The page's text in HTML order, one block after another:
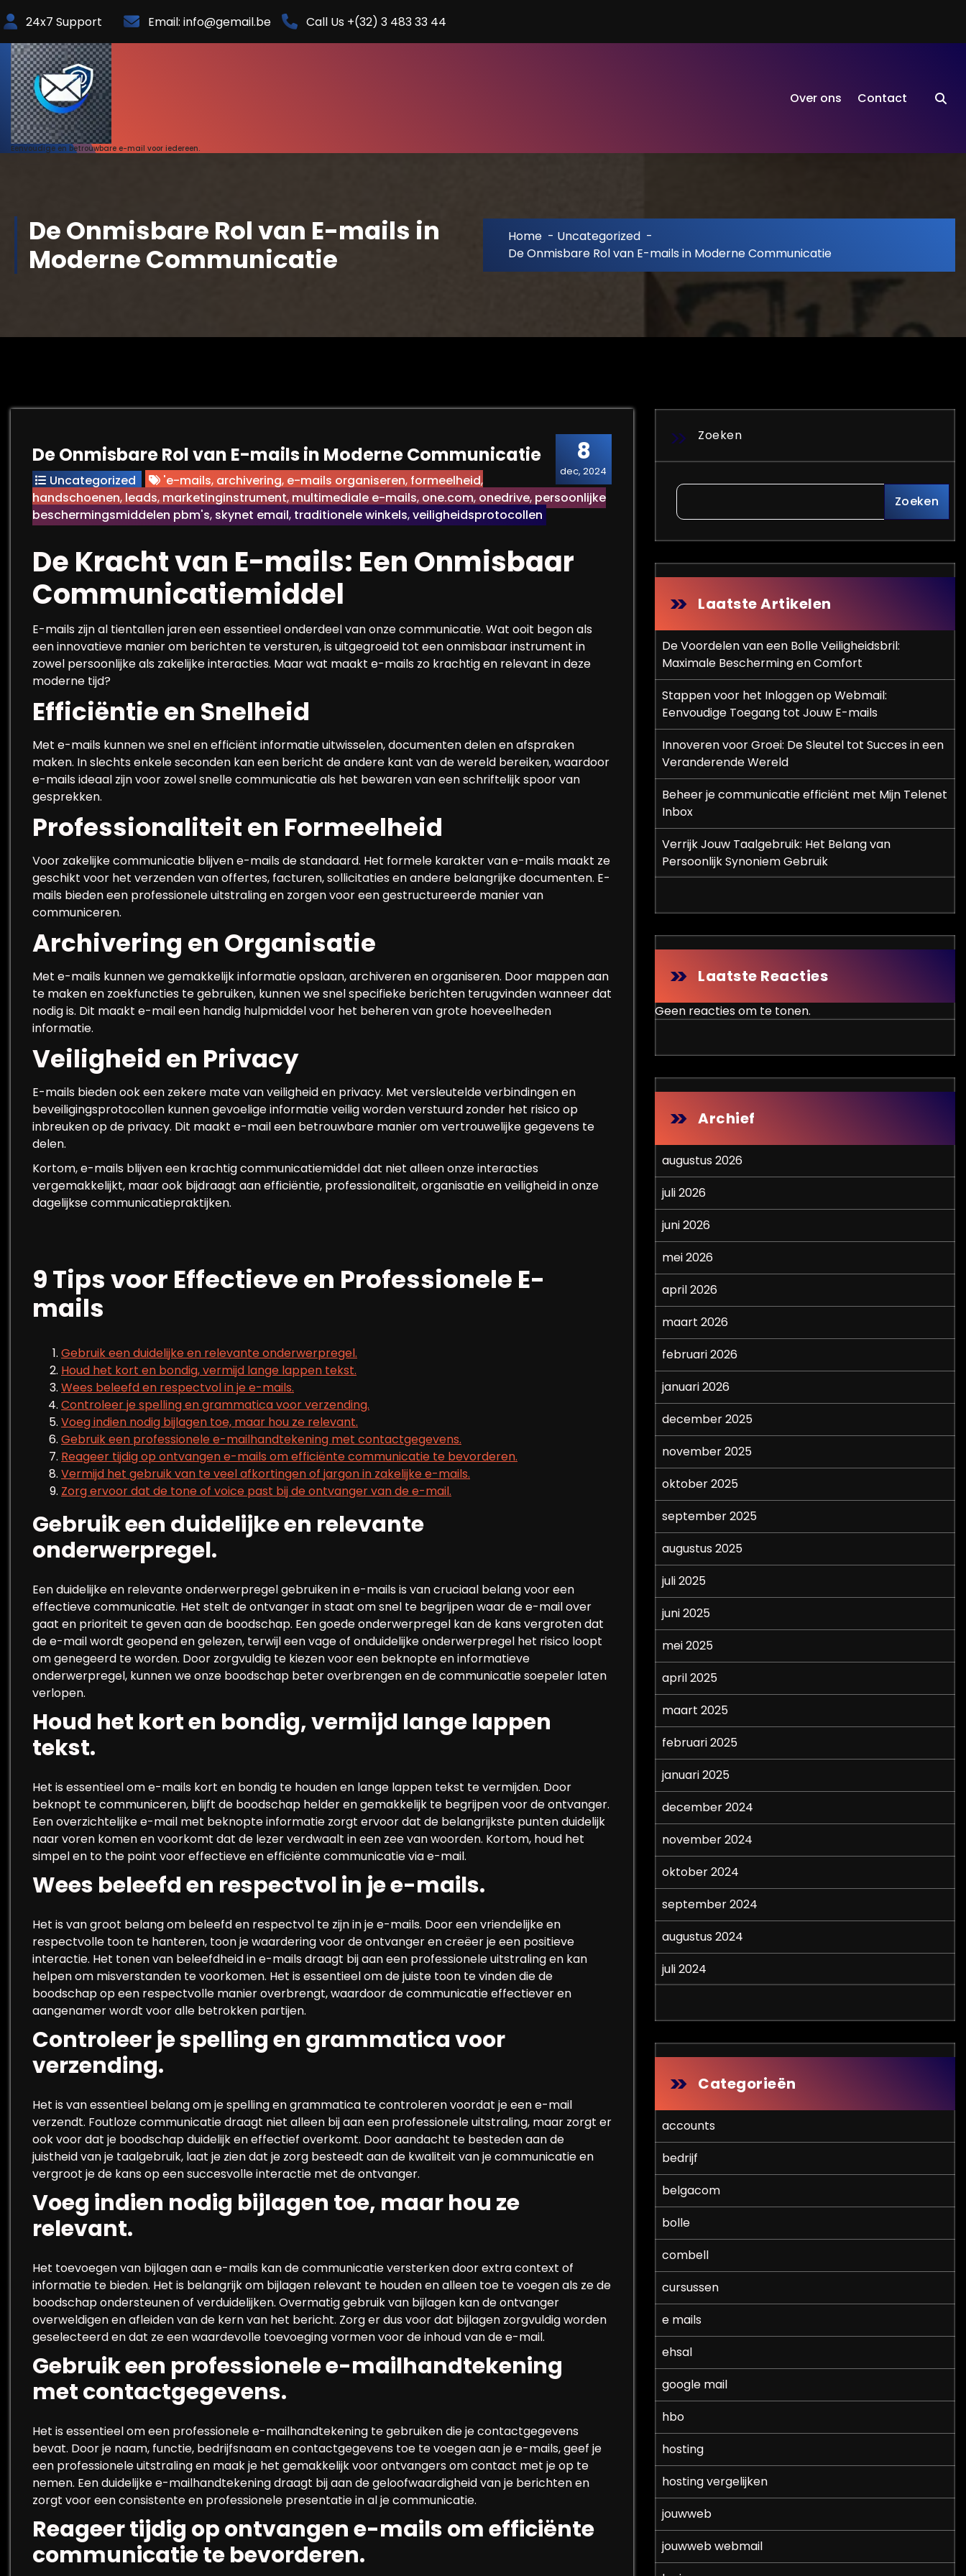
to
Content
24x7 Support Email: info@gemail.be Call Us +(32) 3 483 33 44
Eenvoudige en betrouwbare e-mail voor iedereen.
Over ons Contact
De Onmisbare Rol van E-mails in
Moderne Communicatie
Home - Uncategorized -
De Onmisbare Rol van E-mails in Moderne Communicatie
8
dec, 2024
De Onmisbare Rol van E-mails in Moderne Communicatie
Uncategorized 'e-mails, archivering, e-mails organiseren, formeelheid,
handschoenen, leads, marketinginstrument, multimediale e-mails, one.com, onedrive, persoonlijke
beschermingsmiddelen pbm's, skynet email, traditionele winkels,veiligheidsprotocollen
De Kracht van E-mails: Een Onmisbaar
Communicatiemiddel
E-mails zijn al tientallen jaren een essentieel onderdeel van onze communicatie. Wat ooit begon als
een innovatieve manier om berichten te versturen, is uitgegroeid tot een onmisbaar instrument in
zowel persoonlijke als zakelijke interacties. Maar wat maakt e-mails zo krachtig en relevant in deze
moderne tijd?
Efficiëntie en Snelheid
Met e-mails kunnen we snel en efficiënt informatie uitwisselen, documenten delen en afspraken
maken. In slechts enkele seconden kan een bericht de andere kant van de wereld bereiken, waardoor
e-mails ideaal zijn voor zowel snelle communicatie als het bewaren van een schriftelijk spoor van
gesprekken.
Professionaliteit en Formeelheid
Voor zakelijke communicatie blijven e-mails de standaard. Het formele karakter van e-mails maakt ze
geschikt voor het verzenden van offertes, facturen, sollicitaties en andere belangrijke documenten. E-
mails bieden een professionele uitstraling en zorgen voor een gestructureerde manier van
communiceren.
Archivering en Organisatie
Met e-mails kunnen we gemakkelijk informatie opslaan, archiveren en organiseren. Door mappen aan
te maken en zoekfuncties te gebruiken, kunnen we snel specifieke berichten terugvinden wanneer dat
nodig is. Dit maakt e-mail een handig hulpmiddel voor het beheren van grote hoeveelheden
informatie.
Veiligheid en Privacy
E-mails bieden ook een zekere mate van veiligheid en privacy. Met versleutelde verbindingen en
beveiligingsprotocollen kunnen gevoelige informatie veilig worden verstuurd zonder het risico op
inbreuken op de privacy. Dit maakt e-mail een betrouwbare manier om vertrouwelijke gegevens te
delen.
Kortom, e-mails blijven een krachtig communicatiemiddel dat niet alleen onze interacties
vergemakkelijkt, maar ook bijdraagt aan efficiëntie, professionaliteit, organisatie en veiligheid in onze
dagelijkse communicatiepraktijken.
9 Tips voor Effectieve en Professionele E-
mails
Gebruik een duidelijke en relevante onderwerpregel.
Houd het kort en bondig, vermijd lange lappen tekst.
Wees beleefd en respectvol in je e-mails.
Controleer je spelling en grammatica voor verzending.
Voeg indien nodig bijlagen toe, maar hou ze relevant.
Gebruik een professionele e-mailhandtekening met contactgegevens.
Reageer tijdig op ontvangen e-mails om efficiënte communicatie te bevorderen.
Vermijd het gebruik van te veel afkortingen of jargon in zakelijke e-mails.
Zorg ervoor dat de tone of voice past bij de ontvanger van de e-mail.
Gebruik een duidelijke en relevante
onderwerpregel.
Een duidelijke en relevante onderwerpregel gebruiken in e-mails is van cruciaal belang voor een
effectieve communicatie. Het stelt de ontvanger in staat om snel te begrijpen waar de e-mail over
gaat en prioriteit te geven aan de boodschap. Een goede onderwerpregel kan de kans vergroten dat
de e-mail wordt geopend en gelezen, terwijl een vage of onduidelijke onderwerpregel het risico loopt
om genegeerd te worden. Door zorgvuldig te kiezen voor een beknopte en informatieve
onderwerpregel, kunnen we onze boodschap beter overbrengen en de communicatie soepeler laten
verlopen.
Houd het kort en bondig, vermijd lange lappen
tekst.
Het is essentieel om e-mails kort en bondig te houden en lange lappen tekst te vermijden. Door
beknopt te communiceren, blijft de boodschap helder en gemakkelijk te begrijpen voor de ontvanger.
Een overzichtelijke e-mail met beknopte informatie zorgt ervoor dat de belangrijkste punten duidelijk
naar voren komen en voorkomt dat de lezer verdwaalt in een zee van woorden. Kortom, houd het
simpel en to the point voor effectieve en efficiënte communicatie via e-mail.
Wees beleefd en respectvol in je e-mails.
Het is van groot belang om beleefd en respectvol te zijn in je e-mails. Door een vriendelijke en
respectvolle toon te hanteren, toon je waardering voor de ontvanger en creëer je een positieve
interactie. Het tonen van beleefdheid in e-mails draagt bij aan een professionele uitstraling en kan
helpen om misverstanden te voorkomen. Het is essentieel om de juiste toon te vinden die de
boodschap op een respectvolle manier overbrengt, waardoor de communicatie effectiever en
aangenamer wordt voor alle betrokken partijen.
Controleer je spelling en grammatica voor
verzending.
Het is van essentieel belang om je spelling en grammatica te controleren voordat je een e-mail
verzendt. Foutloze communicatie draagt niet alleen bij aan een professionele uitstraling, maar zorgt er
ook voor dat je boodschap duidelijk en effectief overkomt. Door aandacht te besteden aan de
juistheid van je taalgebruik, laat je zien dat je zorg besteedt aan de kwaliteit van je communicatie en
vergroot je de kans op een succesvolle interactie met de ontvanger.
Voeg indien nodig bijlagen toe, maar hou ze
relevant.
Het toevoegen van bijlagen aan e-mails kan de communicatie versterken door extra context of
informatie te bieden. Het is belangrijk om bijlagen relevant te houden en alleen toe te voegen als ze de
boodschap ondersteunen of verduidelijken. Overmatig gebruik van bijlagen kan de ontvanger
overweldigen en afleiden van de kern van het bericht. Zorg er dus voor dat bijlagen zorgvuldig worden
geselecteerd en dat ze een waardevolle toevoeging vormen voor de inhoud van de e-mail.
Gebruik een professionele e-mailhandtekening
met contactgegevens.
Het is essentieel om een professionele e-mailhandtekening te gebruiken die je contactgegevens
bevat. Door je naam, functie, bedrijfsnaam en contactgegevens toe te voegen aan je e-mails, geef je
een professionele uitstraling en maak je het gemakkelijk voor ontvangers om contact met je op te
nemen. Een duidelijke e-mailhandtekening draagt bij aan de geloofwaardigheid van je berichten en
zorgt voor een consistente en professionele presentatie in al je communicatie.
Reageer tijdig op ontvangen e-mails om efficiënte
communicatie te bevorderen.
Zoeken
Zoeken
Laatste Artikelen
De Voordelen van een Bolle Veiligheidsbril:
Maximale Bescherming en Comfort
Stappen voor het Inloggen op Webmail:
Eenvoudige Toegang tot Jouw E-mails
Innoveren voor Groei: De Sleutel tot Succes in een
Veranderende Wereld
Beheer je communicatie efficiënt met Mijn Telenet
Inbox
Verrijk Jouw Taalgebruik: Het Belang van
Persoonlijk Synoniem Gebruik
Laatste Reacties
Geen reacties om te tonen.
Archief
augustus 2026
juli 2026
juni 2026
mei 2026
april 2026
maart 2026
februari 2026
januari 2026
december 2025
november 2025
oktober 2025
september 2025
augustus 2025
juli 2025
juni 2025
mei 2025
april 2025
maart 2025
februari 2025
januari 2025
december 2024
november 2024
oktober 2024
september 2024
augustus 2024
juli 2024
Categorieën
accounts
bedrijf
belgacom
bolle
combell
cursussen
e mails
ehsal
google mail
hbo
hosting
hosting vergelijken
jouwweb
jouwweb webmail